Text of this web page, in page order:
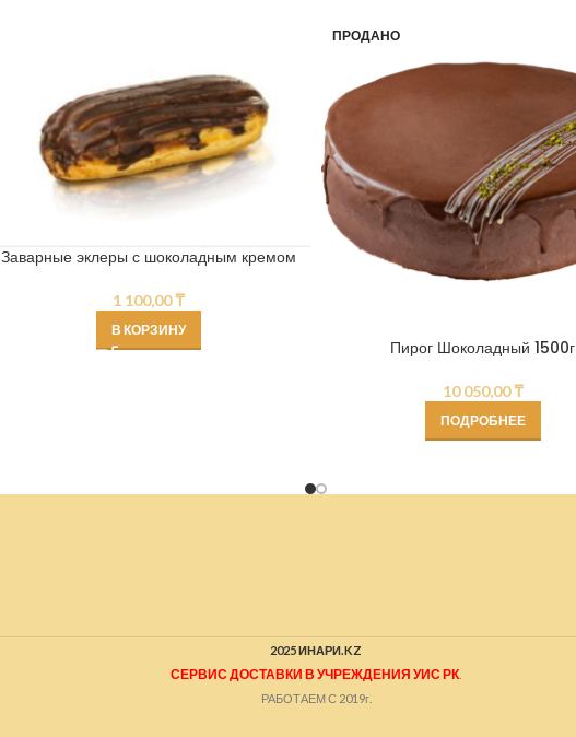
Заварные эклеры с шоколадным кремом
1 100,00₸
В КОРЗИНУ
ПРОДАНО
Пирог Шоколадный 1500г
10 050,00₸
ПОДРОБНЕЕ
2025 ИНАРИ.KZ
СЕРВИС ДОСТАВКИ В УЧРЕЖДЕНИЯ УИС РК
РАБОТАЕМ С 2019г.